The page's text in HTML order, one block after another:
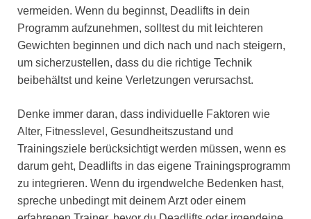
vermeiden. Wenn du beginnst, Deadlifts in dein
Programm aufzunehmen, solltest du mit leichteren
Gewichten beginnen und dich nach und nach steigern,
um sicherzustellen, dass du die richtige Technik
beibehältst und keine Verletzungen verursachst.
Denke immer daran, dass individuelle Faktoren wie
Alter, Fitnesslevel, Gesundheitszustand und
Trainingsziele berücksichtigt werden müssen, wenn es
darum geht, Deadlifts in das eigene Trainingsprogramm
zu integrieren. Wenn du irgendwelche Bedenken hast,
spreche unbedingt mit deinem Arzt oder einem